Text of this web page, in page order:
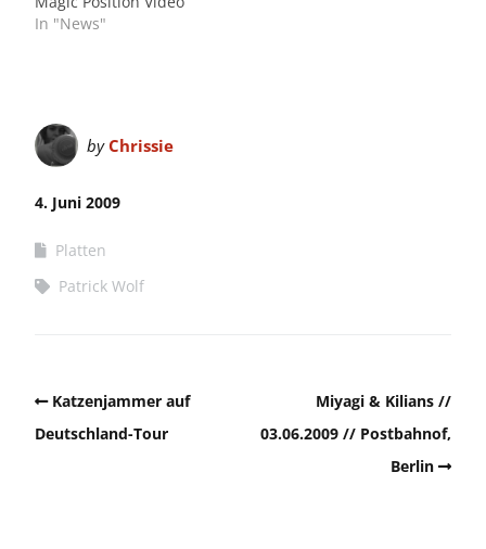
In "News"
byChrissie
4. Juni 2009
Platten
Patrick Wolf
Katzenjammer auf
Deutschland-Tour
Miyagi & Kilians //
03.06.2009 // Postbahnof,
Berlin